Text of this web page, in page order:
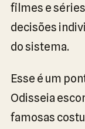
filmes e
decisões
do sistema.
Esse é um
Odisseia
famosas